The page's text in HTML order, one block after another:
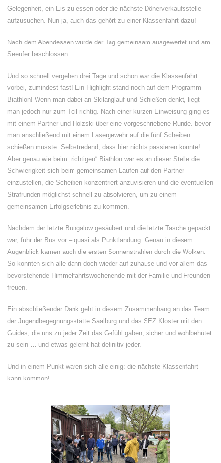
Gelegenheit, ein Eis zu essen oder die nächste Dönerverkaufsstelle
aufzusuchen. Nun ja, auch das gehört zu einer Klassenfahrt dazu!
Nach dem Abendessen wurde der Tag gemeinsam ausgewertet und am
Seeufer beschlossen.
Und so schnell vergehen drei Tage und schon war die Klassenfahrt
vorbei, zumindest fast! Ein Highlight stand noch auf dem Programm –
Biathlon! Wenn man dabei an Skilanglauf und Schießen denkt, liegt
man jedoch nur zum Teil richtig. Nach einer kurzen Einweisung ging es
mit einem Partner und Holzski über eine vorgeschriebene Runde, bevor
man anschließend mit einem Lasergewehr auf die fünf Scheiben
schießen musste. Selbstredend, dass hier nichts passieren konnte!
Aber genau wie beim „richtigen“ Biathlon war es an dieser Stelle die
Schwierigkeit sich beim gemeinsamen Laufen auf den Partner
einzustellen, die Scheiben konzentriert anzuvisieren und die eventuellen
Strafrunden möglichst schnell zu absolvieren, um zu einem
gemeinsamen Erfolgserlebnis zu kommen.
Nachdem der letzte Bungalow gesäubert und die letzte Tasche gepackt
war, fuhr der Bus vor – quasi als Punktlandung. Genau in diesem
Augenblick kamen auch die ersten Sonnenstrahlen durch die Wolken.
So konnten sich alle dann doch wieder auf zuhause und vor allem das
bevorstehende Himmelfahrtswochenende mit der Familie und Freunden
freuen.
Ein abschließender Dank geht in diesem Zusammenhang an das Team
der Jugendbegegnungsstätte Saalburg und das SEZ Kloster mit den
Guides, die uns zu jeder Zeit das Gefühl gaben, sicher und wohlbehütet
zu sein … und etwas gelernt hat definitiv jeder.
Und in einem Punkt waren sich alle einig: die nächste Klassenfahrt
kann kommen!